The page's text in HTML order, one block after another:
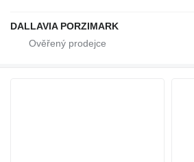
DALLAVIA PORZIMARK